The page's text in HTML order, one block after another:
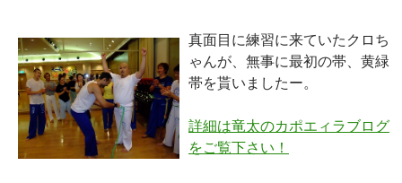
真面目に練習に来ていたクロち
ゃんが、無事に最初の帯、黄緑
帯を貰いましたー。
詳細は竜太のカポエィラブログ
をご覧下さい！